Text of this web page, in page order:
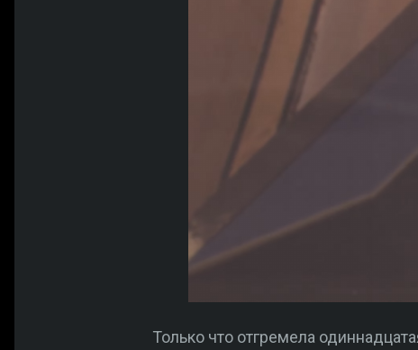
Только что отгремела